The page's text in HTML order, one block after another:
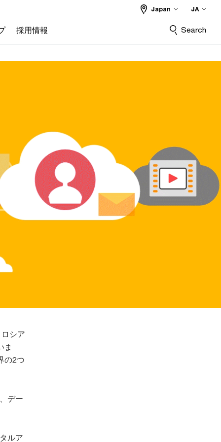
採用情報
Japan JA
Search
シア
ま
の2つ
デー
ルア